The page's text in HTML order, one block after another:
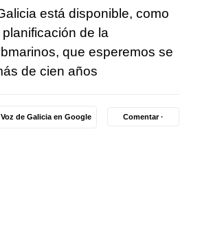
está disponible, como
de la
que esperemos se
de cien años
de Galicia en Google Comentar ·